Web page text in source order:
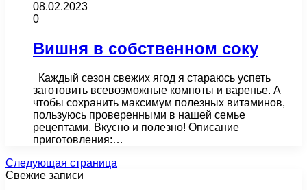
08.02.2023
0
Вишня в собственном соку
Каждый сезон свежих ягод я стараюсь успеть
заготовить всевозможные компоты и варенье. А
чтобы сохранить максимум полезных витаминов,
пользуюсь проверенными в нашей семье
рецептами. Вкусно и полезно! Описание
приготовления:…
Следующая страница
Свежие записи